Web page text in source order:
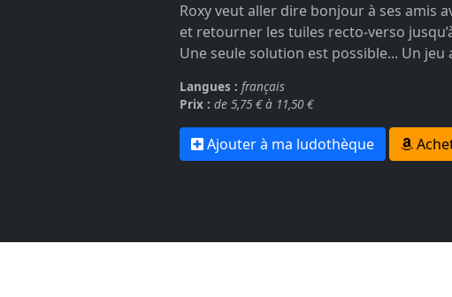
Roxy veut aller dire bonjour à ses amis
et retourner les tuiles recto-verso
Une seule solution est possible... Un jeu
Langues : français
Prix : de 5,75 € à 11,50 €
Ajouter à ma ludothèque